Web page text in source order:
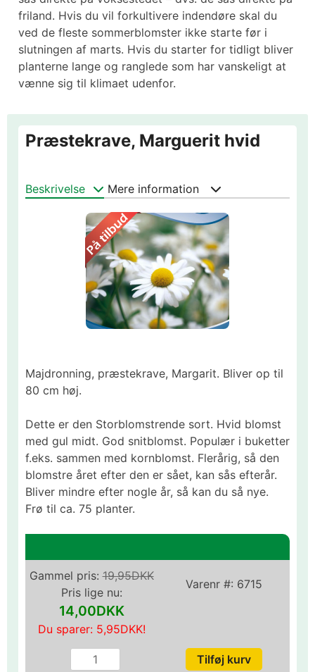
friland. Hvis du vil forkultivere indendøre skal du
ved de fleste sommerblomster ikke starte før i
slutningen af marts. Hvis du starter for tidligt bliver
planterne lange og ranglede som har vanskeligt at
vænne sig til klimaet udenfor.
Præstekrave, Marguerit hvid
Beskrivelse Mere information
Majdronning, præstekrave, Margarit. Bliver op til
80 cm høj.
Dette er den Storblomstrende sort. Hvid blomst
med gul midt. God snitblomst. Populær i buketter
f.eks. sammen med kornblomst. Flerårig, så den
blomstre året efter den er sået, kan sås efterår.
Bliver mindre efter nogle år, så kan du så nye.
Frø til ca. 75 planter.
Varenr #: 6715
Gammel pris:19,95DKK
Pris lige nu:
14,00DKK
Du sparer: 5,95DKK!